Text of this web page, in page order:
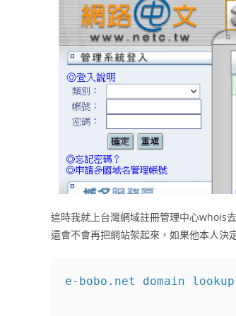
這時我就上台灣網域註冊管理中心whois
還會不會再把網站架起來，如果他本人決
e-bobo.net domain